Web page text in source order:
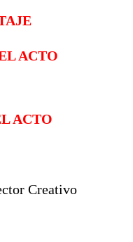
ACTO
ACTO
Creativo